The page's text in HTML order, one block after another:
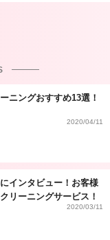
ニングおすすめ13選！
2020/04/11
インタビュー！お客様
リーニングサービス！
2020/03/11